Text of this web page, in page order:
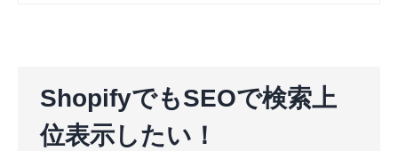
ShopifyでもSEOで検索上
位表示したい！